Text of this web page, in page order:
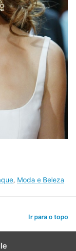
, Moda e Beleza
Ir para o topo